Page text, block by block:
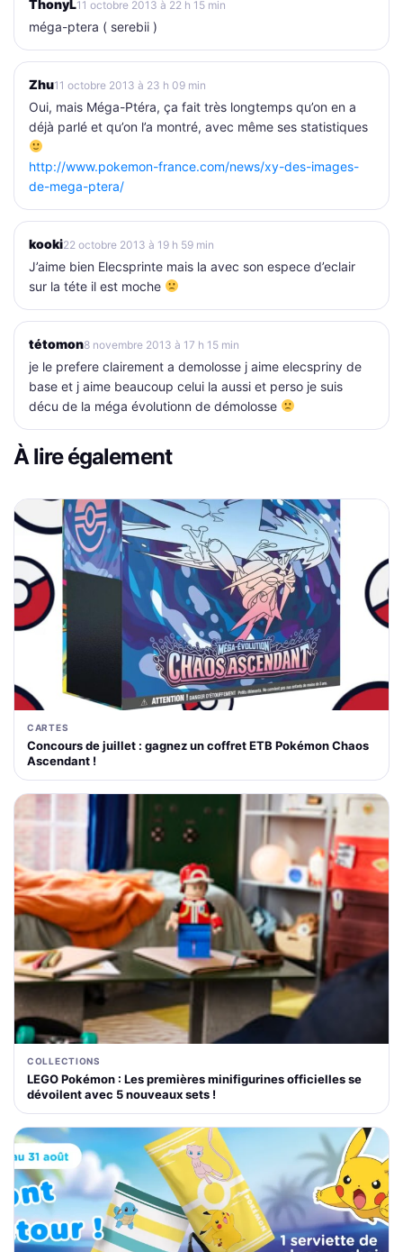
ThonyL11 octobre 2013 à 22 h 15 min
méga-ptera ( serebii )
Zhu11 octobre 2013 à 23 h 09 min
Oui, mais Méga-Ptéra, ça fait très longtemps qu’on en a
déjà parlé et qu’on l’a montré, avec même ses statistiques
http://www.pokemon-france.com/news/xy-des-images-
de-mega-ptera/
kooki22 octobre 2013 à 19 h 59 min
J’aime bien Elecsprinte mais la avec son espece d’eclair
sur la téte il est moche
tétomon8 novembre 2013 à 17 h 15 min
je le prefere clairement a demolosse j aime elecspriny de
base et j aime beaucoup celui la aussi et perso je suis
décu de la méga évolutionn de démolosse
À lire également
CARTES
Concours de juillet : gagnez un coffret ETB Pokémon Chaos
Ascendant !
COLLECTIONS
LEGO Pokémon : Les premières minifigurines officielles se
dévoilent avec 5 nouveaux sets !